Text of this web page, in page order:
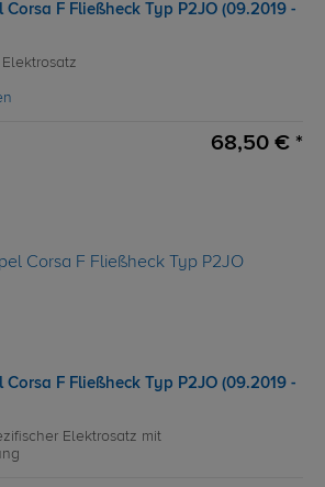
F Fließheck Typ P2JO (09.2019 -
68,50 € *
F Fließheck Typ P2JO (09.2019 -
Elektrosatz mit